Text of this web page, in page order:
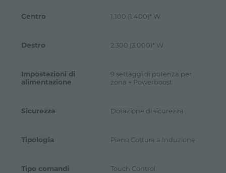
Centro 1.100 (1.400)* W
Destro 2.300 (3.000)* W
Impostazioni di
alimentazione
9 settaggi di potenza per
zona + Powerboost
Sicurezza Dotazione di sicurezza
Tipologia Piano Cottura a Induzione
Tipo comandi Touch Control